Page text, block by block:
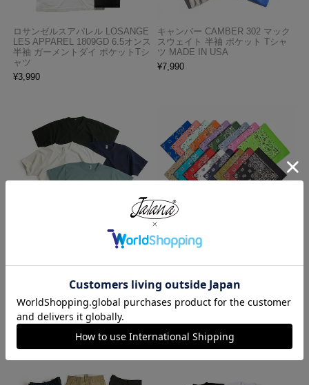
ロサンゼルスアパレル LOSANGE
LES APPAREL 1809GD 6.5オンス
半袖 ガーメントダイ ポケットTシ
ャツ
¥3,990
キャンバー CAMBER 302 マック
スウェイト 半袖 ポケット Tシャ
ツ MADE IN USA
¥7,990
LES APPAREL 1203GD 8.5オンス
¥4,990
ナ アメリカ製 トラディショナル
PANY
¥770